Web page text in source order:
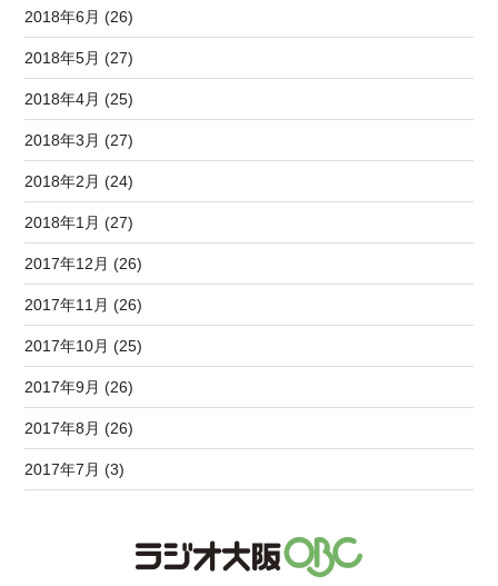
2018年6月 (26)
2018年5月 (27)
2018年4月 (25)
2018年3月 (27)
2018年2月 (24)
2018年1月 (27)
2017年12月 (26)
2017年11月 (26)
2017年10月 (25)
2017年9月 (26)
2017年8月 (26)
2017年7月 (3)